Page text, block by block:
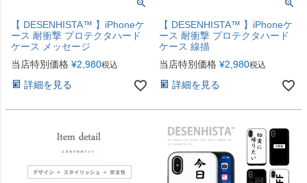
【 DESENHISTA™ 】iPhoneケ
ース 耐衝撃 プロテクタハード
ケース メッセージ
当店特別価格 ¥2,980税込
詳細を見る
【 DESENHISTA™ 】iPhoneケ
ース 耐衝撃 プロテクタハード
ケース 線描
当店特別価格 ¥2,980税込
詳細を見る